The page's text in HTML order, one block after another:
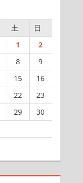
土
日
1
2
8
9
15
16
22
23
29
30